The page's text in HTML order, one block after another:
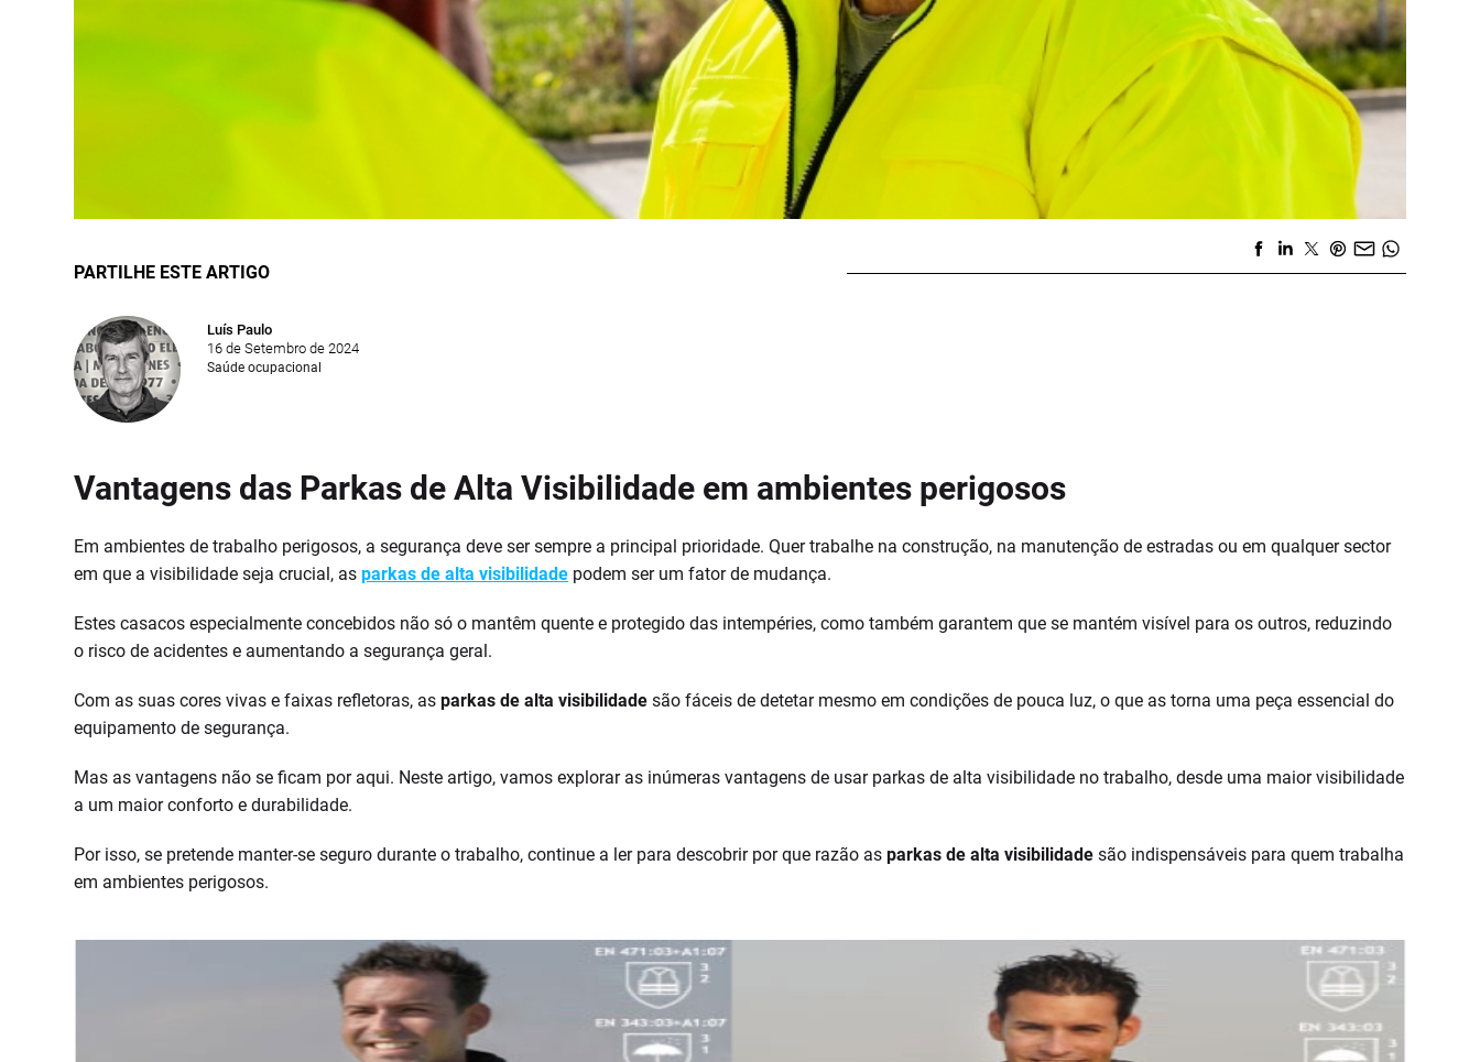
PARTILHE ESTE ARTIGO
Luís Paulo
16 de Setembro de 2024
Saúde ocupacional
Vantagens das Parkas de Alta Visibilidade em ambientes perigosos
Em ambientes de trabalho perigosos, a segurança deve ser sempre a principal prioridade. Quer trabalhe na construção, na manutenção de estradas ou em qualquer sector
em que a visibilidade seja crucial, asparkas de alta visibilidade podem ser um fator de mudança.
Estes casacos especialmente concebidos não só o mantêm quente e protegido das intempéries, como também garantem que se mantém visível para os outros, reduzindo
o risco de acidentes e aumentando a segurança geral.
Com as suas cores vivas e faixas refletoras, asparkas de alta visibilidade são fáceis de detetar mesmo em condições de pouca luz, o que as torna uma peça essencial do
equipamento de segurança.
Mas as vantagens não se ficam por aqui. Neste artigo, vamos explorar as inúmeras vantagens de usar parkas de alta visibilidade no trabalho, desde uma maior visibilidade
a um maior conforto e durabilidade.
Por isso, se pretende manter-se seguro durante o trabalho, continue a ler para descobrir por que razão asparkas de alta visibilidade são indispensáveis para quem trabalha
em ambientes perigosos.